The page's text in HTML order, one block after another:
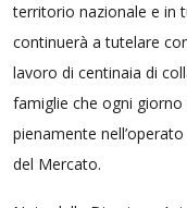
territorio nazionale e in
continuerà a tutelare
lavoro di centinaia di
famiglie che ogni
pienamente
del Mercato.